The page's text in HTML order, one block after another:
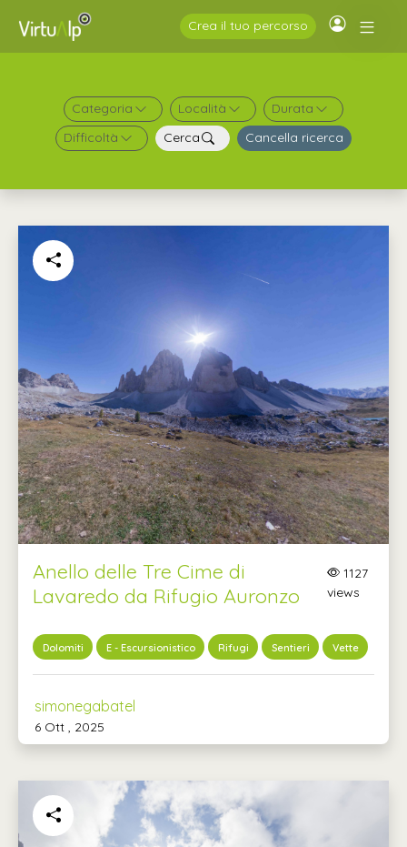
Crea il tuo percorso
Categoria Località
Durata
Difficoltà
Cerca Cancella ricerca
Anello delle Tre Cime di
Lavaredo da Rifugio Auronzo
1127
views
Dolomiti E - Escursionistico Rifugi Sentieri Vette
simonegabatel
6 Ott , 2025